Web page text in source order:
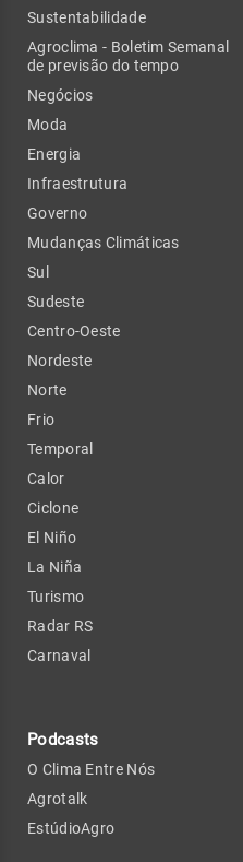
Sustentabilidade
Agroclima - Boletim Semanal
de previsão do tempo
Negócios
Moda
Energia
Infraestrutura
Governo
Mudanças Climáticas
Sul
Sudeste
Centro-Oeste
Nordeste
Norte
Frio
Temporal
Calor
Ciclone
El Niño
La Niña
Turismo
Radar RS
Carnaval
Podcasts
O Clima Entre Nós
Agrotalk
EstúdioAgro